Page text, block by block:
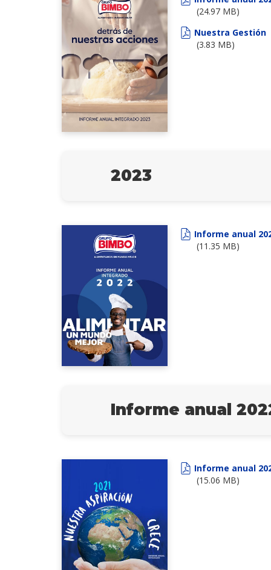
(24.97 MB)
Nuestra Gestión
(3.83 MB)
2023
Informe anual
(11.35 MB)
Informe anual
Informe anual
(15.06 MB)